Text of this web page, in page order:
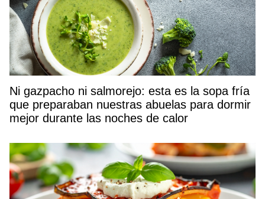
Ni gazpacho ni salmorejo: esta es la sopa fría
que preparaban nuestras abuelas para dormir
mejor durante las noches de calor